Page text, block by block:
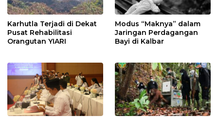
Karhutla Terjadi di Dekat
Pusat Rehabilitasi
Orangutan YIARI
Modus “Maknya” dalam
Jaringan Perdagangan
Bayi di Kalbar